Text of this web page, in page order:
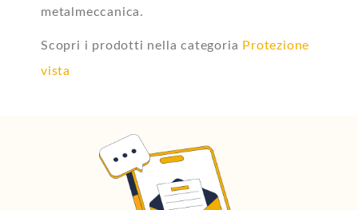
metalmeccanica.
Scopri i prodotti nella categoria Protezione
vista